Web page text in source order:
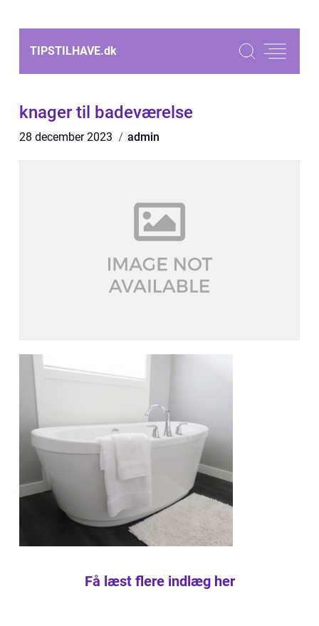
TIPSTILHAVE.dk
knager til badeværelse
28 december 2023 admin
Få læst flere indlæg her